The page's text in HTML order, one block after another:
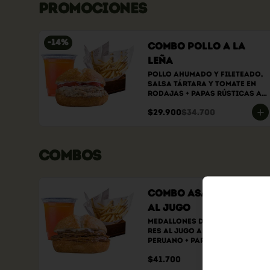
PROMOCIONES
-14%
Combo Pollo a la
Leña
Pollo ahumado y fileteado,
Salsa tártara y tomate en
rodajas + papas rústicas a
elección + bebida a elección
$29.900$34.700
COMBOS
Combo Asado de Res
al Jugo
Medallones de muchacho de
res al jugo al estilo
peruano + papas rústicas a
$41.700